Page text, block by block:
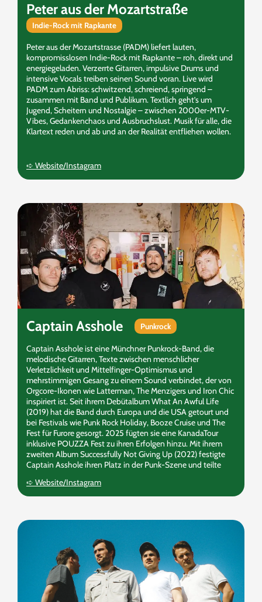
Peter aus der Mozartstraße
Indie-Rock mit Rapkante
Peter aus der Mozartstrasse (PADM) liefert lauten,
kompromisslosen Indie-Rock mit Rapkante – roh, direkt und
energiegeladen. Verzerrte Gitarren, impulsive Drums und
intensive Vocals treiben seinen Sound voran. Live wird
PADM zum Abriss: schwitzend, schreiend, springend –
zusammen mit Band und Publikum. Textlich geht’s um
Jugend, Scheitern und Nostalgie – zwischen 2000er-MTV-
Vibes, Gedankenchaos und Ausbruchslust. Musik für alle, die
Klartext reden und ab und an der Realität entfliehen wollen.
➪ Website/Instagram
Captain Asshole Punkrock
Captain Asshole ist eine Münchner Punkrock-Band, die
melodische Gitarren, Texte zwischen menschlicher
Verletzlichkeit und Mittelfinger-Optimismus und
mehrstimmigen Gesang zu einem Sound verbindet, der von
Orgcore-Ikonen wie Latterman, The Menzigers und Iron Chic
inspiriert ist. Seit ihrem Debütalbum What An Awful Life
(2019) hat die Band durch Europa und die USA getourt und
bei Festivals wie Punk Rock Holiday, Booze Cruise und The
Fest für Furore gesorgt. 2025 fügten sie eine KanadaTour
inklusive POUZZA Fest zu ihren Erfolgen hinzu. Mit ihrem
zweiten Album Successfully Not Giving Up (2022) festigte
Captain Asshole ihren Platz in der Punk-Szene und teilte
Gimmes und den Bouncing Souls. 2026 wird die Band ihr
drittes Studioalbum über Not Sorry Records und Say-10
➪ Website/Instagram